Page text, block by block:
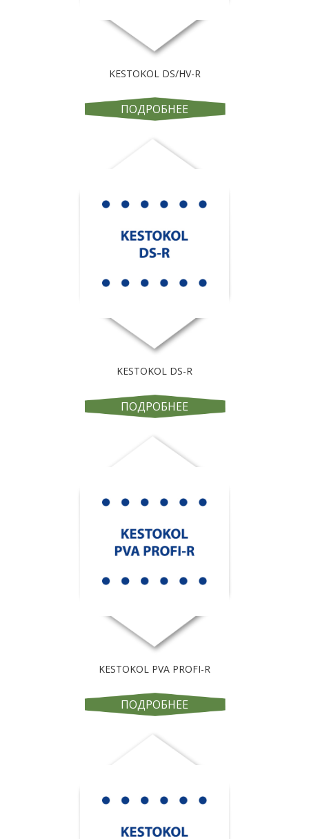
KESTOKOL DS/HV-R
ПОДРОБНЕЕ
KESTOKOL DS-R
ПОДРОБНЕЕ
KESTOKOL PVA PROFI-R
ПОДРОБНЕЕ